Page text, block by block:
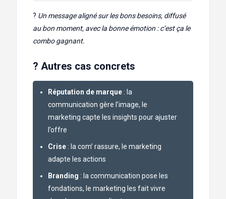
? Un message aligné sur les bons besoins, diffusé
au bon moment, avec la bonne émotion : c’est ça le
combo gagnant.
? Autres cas concrets
Réputation de marque : la
communication gère l’image, le
marketing capte les insights pour ajuster
l’offre
Crise : la com’ rassure, le marketing
adapte les actions
Branding : la communication pose les
fondations, le marketing les fait vivre